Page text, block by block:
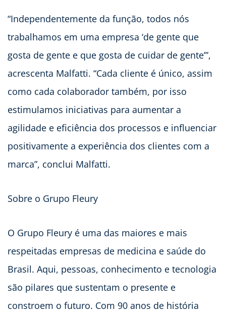
“Independentemente da função, todos nós
trabalhamos em uma empresa ‘de gente que
gosta de gente e que gosta de cuidar de gente’”,
acrescenta Malfatti. “Cada cliente é único, assim
como cada colaborador também, por isso
estimulamos iniciativas para aumentar a
agilidade e eficiência dos processos e influenciar
positivamente a experiência dos clientes com a
marca”, conclui Malfatti.
Sobre o Grupo Fleury
O Grupo Fleury é uma das maiores e mais
respeitadas empresas de medicina e saúde do
Brasil. Aqui, pessoas, conhecimento e tecnologia
são pilares que sustentam o presente e
constroem o futuro. Com 90 anos de história